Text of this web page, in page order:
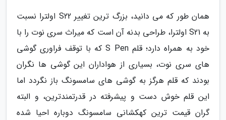
همان طور که می دانید، بزرگ ترین تغییر S22 اولترا نسبت
به S21 اولترا، طراحی بدنه آن است که میراث سری نوت را با
خود به همراه دارد؛ قلم S Pen که با توقف فراوری گوشی
های سری نوت، بسیاری از هواداران این گوشی ها نگران
بودند که قلم هرگز به گوشی های سامسونگ باز نگردد اما
این قلم خوش دست و پیشرفته در قدرتمندترین، و البته
گران قیمت ترین کهکشانی سامسونگ دوباره احیا شده